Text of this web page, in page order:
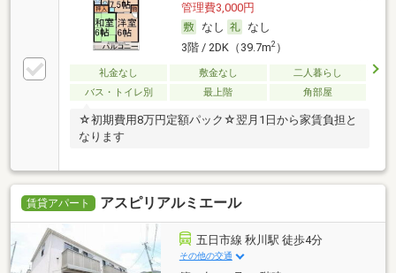
管理費3,000円
なし
なし
3階 / 2DK（39.7m2）
礼金なし 敷金なし
二人暮らし
バス・トイレ別
最上階 角部屋
☆初期費用8万円定額パック☆翌月1日から家賃負担と
なります
賃貸アパート アスピリアルミエール
五日市線 秋川駅 徒歩4分
その他の交通